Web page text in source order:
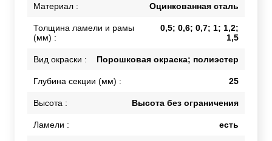
Материал : Оцинкованная сталь
Толщина ламели и рамы
(мм) :
0,5; 0,6; 0,7; 1; 1,2;
1,5
Вид окраски : Порошковая окраска; полиэстер
Глубина секции (мм) : 25
Высота : Высота без ограничения
Ламели : есть